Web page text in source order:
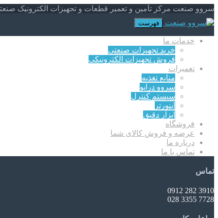
سروو صنعت مرکز تأمین و تعمیر قطعات و تجهیزات الکترونیک
فهرست
خدمات ما
خرید تجهیزات صنعتی
فروش تجهیزات الکترونیکی
تعمیرات
منابع تغذیه
سروو درایو
سیستم کنترل
اینورتر
ابزار دقیق
فروشگاه
عرضه و فروش کالای شما
درباره ما
تماس با ما
تماس
3910 282 0912
7728 3355 028